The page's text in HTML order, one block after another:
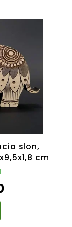
slon,
cm